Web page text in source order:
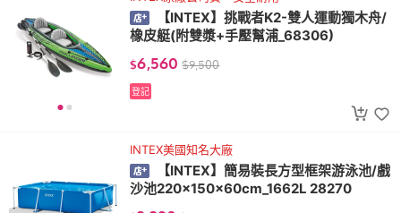
【INTEX】挑戰者K2-雙人運動獨木舟/
橡皮艇(附雙漿+手壓幫浦_68306)
$6,560 $9,500
登記
INTEX美國知名大廠
【INTEX】簡易裝長方型框架游泳池/戲
沙池220x150x60cm_1662L 28270